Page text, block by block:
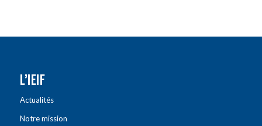
L’IEIF
Actualités
Notre mission